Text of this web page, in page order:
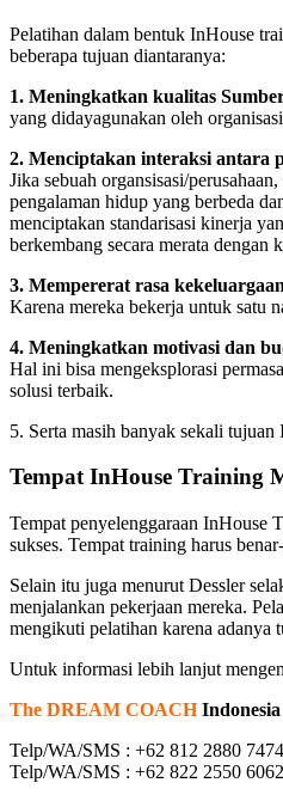
Pelatihan dalam bentuk InHouse
beberapa tujuan diantaranya:
1. Meningkatkan kualitas
yang didayagunakan oleh
2. Menciptakan interaksi antara
Jika sebuah organsisasi/
pengalaman hidup yang berbeda
menciptakan standarisasi kinerja
berkembang secara merata dengan
3. Mempererat rasa
Karena mereka bekerja untuk satu
4. Meningkatkan motivasi dan
Hal ini bisa mengeksplorasi
solusi terbaik.
5. Serta masih banyak sekali
Tempat InHouse Training
Tempat penyelenggaraan InHouse
sukses. Tempat training harus
Selain itu juga menurut Dessler
menjalankan pekerjaan mereka.
mengikuti pelatihan karena adanya
Untuk informasi lebih lanjut
The DREAM COACHIndonesia
Telp/WA/SMS : +62 812 2880 7474
Telp/WA/SMS : +62 822 2550 6062